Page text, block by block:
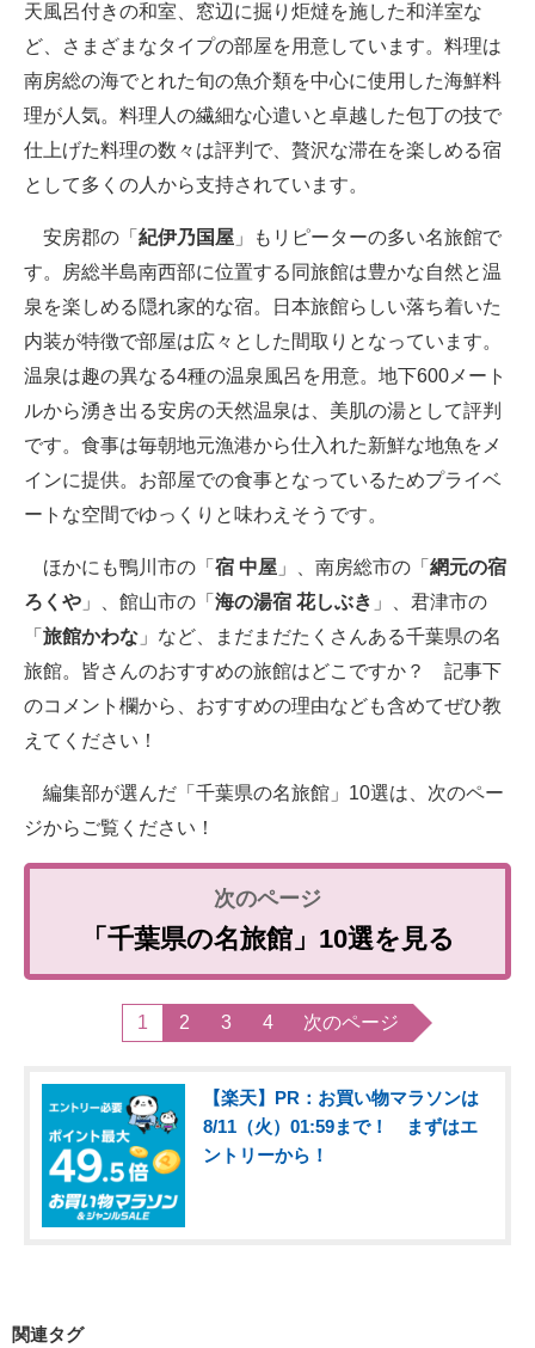
天風呂付きの和室、窓辺に掘り炬燵を施した和洋室な
ど、さまざまなタイプの部屋を用意しています。料理は
南房総の海でとれた旬の魚介類を中心に使用した海鮮料
理が人気。料理人の繊細な心遣いと卓越した包丁の技で
仕上げた料理の数々は評判で、贅沢な滞在を楽しめる宿
として多くの人から支持されています。
安房郡の「 紀伊乃国屋 」もリピーターの多い名旅館で
す。房総半島南西部に位置する同旅館は豊かな自然と温
泉を楽しめる隠れ家的な宿。日本旅館らしい落ち着いた
内装が特徴で部屋は広々とした間取りとなっています。
温泉は趣の異なる4種の温泉風呂を用意。地下600メート
ルから湧き出る安房の天然温泉は、美肌の湯として評判
です。食事は毎朝地元漁港から仕入れた新鮮な地魚をメ
インに提供。お部屋での食事となっているためプライベ
ートな空間でゆっくりと味わえそうです。
ほかにも鴨川市の「 宿 中屋 」、南房総市の「 網元の宿
ろくや 」、館山市の「 海の湯宿 花しぶき 」、君津市の
「 旅館かわな 」など、まだまだたくさんある千葉県の名
旅館。皆さんのおすすめの旅館はどこですか？ 記事下
のコメント欄から、おすすめの理由なども含めてぜひ教
えてください！
編集部が選んだ「千葉県の名旅館」10選は、次のペー
ジからご覧ください！
「千葉県の名旅館」10選を見る
1 2 3 4 次のページ
【楽天】PR：お買い物マラソンは
8/11（火）01:59まで！ まずはエ
ントリーから！
関連タグ